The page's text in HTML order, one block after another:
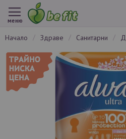
меню
начало здраве санитарни
Преминете
към
края